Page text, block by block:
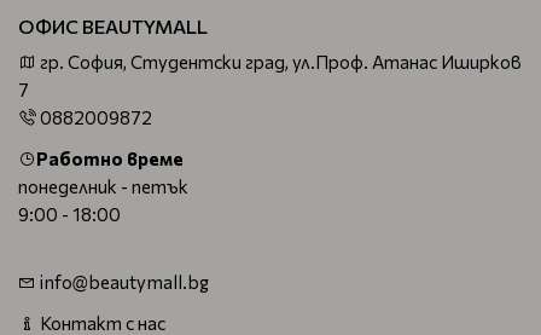
ОФИС BEAUTYMALL
гр. София, Студентски град, ул.Проф. Атанас Иширков
7
0882009872
Работно време
понеделник - петък
9:00 - 18:00
info@beautymall.bg
Контакт с нас